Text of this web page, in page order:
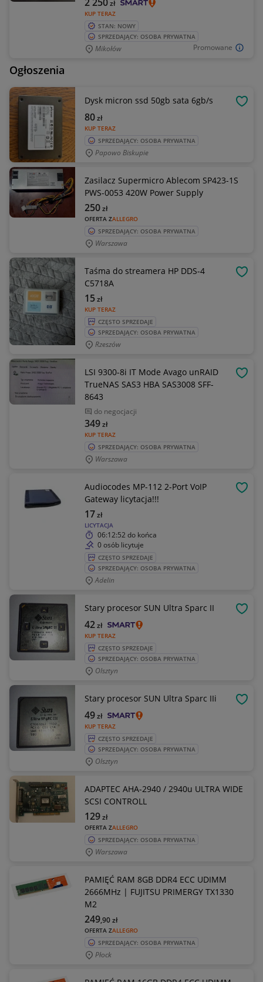
Promowane
KUP TERAZ
zł
STAN: NOWY
SPRZEDAJĄCY: OSOBA PRYWATNA
Mikołów
Ogłoszenia
Dysk micron ssd 50gb sata 6gb/s
KUP TERAZ
80zł
SPRZEDAJĄCY: OSOBA PRYWATNA
Papowo Biskupie
Zasilacz Supermicro Ablecom SP423-1S
PWS-0053 420W Power Supply
OFERTA ZALLEGRO
250zł
SPRZEDAJĄCY: OSOBA PRYWATNA
Warszawa
Taśma do streamera HP DDS-4
C5718A
KUP TERAZ
15zł
CZĘSTO SPRZEDAJE
SPRZEDAJĄCY: OSOBA PRYWATNA
Rzeszów
LSI 9300-8i IT Mode Avago unRAID
TrueNAS SAS3 HBA SAS3008 SFF-
8643
do negocjacji
KUP TERAZ
349zł
SPRZEDAJĄCY: OSOBA PRYWATNA
Warszawa
Audiocodes MP-112 2-Port VoIP
Gateway licytacja!!!
LICYTACJA
17zł
06:12:52 do końca
0 osób licytuje
CZĘSTO SPRZEDAJE
SPRZEDAJĄCY: OSOBA PRYWATNA
Adelin
Stary procesor SUN Ultra Sparc II
KUP TERAZ
42zł
CZĘSTO SPRZEDAJE
SPRZEDAJĄCY: OSOBA PRYWATNA
Olsztyn
Stary procesor SUN Ultra Sparc IIi
KUP TERAZ
49zł
CZĘSTO SPRZEDAJE
SPRZEDAJĄCY: OSOBA PRYWATNA
Olsztyn
ADAPTEC AHA-2940 / 2940u ULTRA WIDE
SCSI CONTROLL
OFERTA ZALLEGRO
129zł
SPRZEDAJĄCY: OSOBA PRYWATNA
Warszawa
PAMIĘĆ RAM 8GB DDR4 ECC UDIMM
2666MHz | FUJITSU PRIMERGY TX1330
M2
OFERTA ZALLEGRO
249,90zł
SPRZEDAJĄCY: OSOBA PRYWATNA
Płock